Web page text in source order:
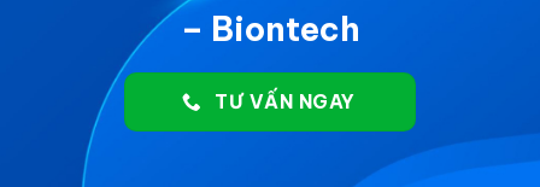
– Biontech
TƯ VẤN NGAY